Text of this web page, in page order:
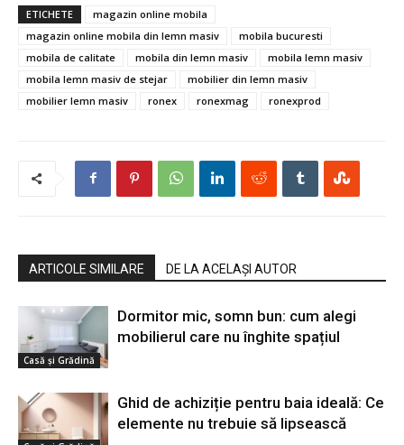
ETICHETE
magazin online mobila
magazin online mobila din lemn masiv
mobila bucuresti
mobila de calitate
mobila din lemn masiv
mobila lemn masiv
mobila lemn masiv de stejar
mobilier din lemn masiv
mobilier lemn masiv
ronex ronexmag ronexprod
ARTICOLE SIMILARE DE LA ACELAȘI AUTOR
Casă şi Grădină
Dormitor mic, somn bun: cum alegi
mobilierul care nu înghite spațiul
Ghid de achiziție pentru baia ideală: Ce
elemente nu trebuie să lipsească